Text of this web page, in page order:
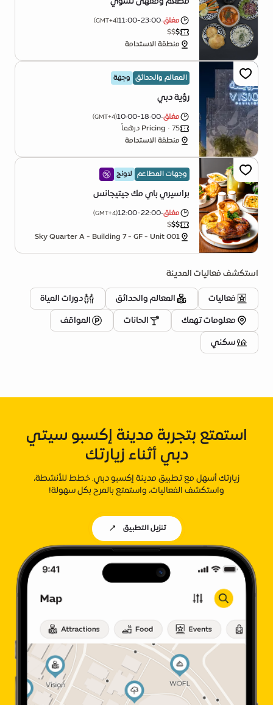
مغلق•
11:00-23:00
(GMT+4)
$
$
$
منطقة الاستدامة
المعالم والحدائق وجهة
رؤية دبي
مغلق•
10:00-18:00
(GMT+4)
Pricing
• 75 درهماً
منطقة الاستدامة
وجهات المطاعم لاونج
براسيري باي مك جيتيجانس
مغلق•
12:00-22:00
(GMT+4)
$
$
$
Sky Quarter A - Building 7 - GF - Unit 001
استكشف فعاليات المدينة
فعاليات المعالم والحدائق دورات المياة
معلومات تهمك الحانات المواقف
سكني
استمتع بتجربة مدينة إكسبو سيتي
دبي أثناء زيارتك
زيارتك أسهل مع تطبيق مدينة إكسبو دبي. خطط للأنشطة،
واستكشف الفعاليات، واستمتع بالمرح بكل سهولة!
تنزيل التطبيق